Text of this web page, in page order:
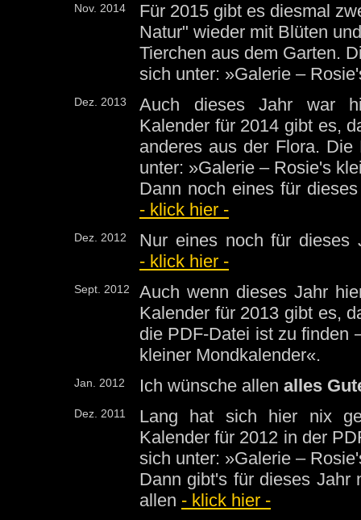
Nov. 2014
Für 2015 gibt es diesmal
Natur" wieder mit Blüten
Tierchen aus dem Garten.
sich unter: »Galerie –
Dez. 2013
Auch dieses Jahr war
Kalender für 2014 gibt es,
anderes aus der Flora.
unter: »Galerie – Rosie's
Dann noch eines für
- klick hier -
Dez. 2012
Nur eines noch für dieses
- klick hier -
Sept. 2012
Auch wenn dieses Jahr
Kalender für 2013 gibt es,
die PDF-Datei ist zu finden
kleiner Mondkalender«.
Jan. 2012 Ich wünsche allen alles
Dez. 2011
Lang hat sich hier nix
Kalender für 2012 in der
sich unter: »Galerie –
Dann gibt's für dieses Jahr
allen - klick hier -